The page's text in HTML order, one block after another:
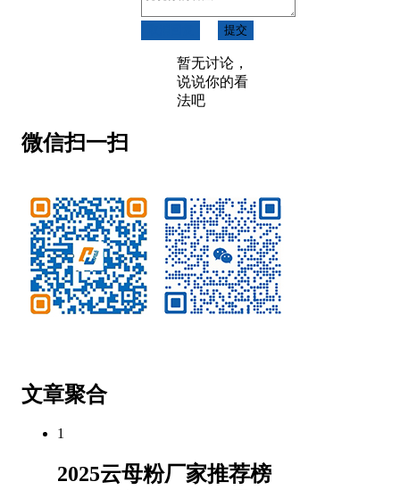
提交
暂无讨论，
说说你的看
法吧
微信扫一扫
文章聚合
1
2025云母粉厂家推荐榜